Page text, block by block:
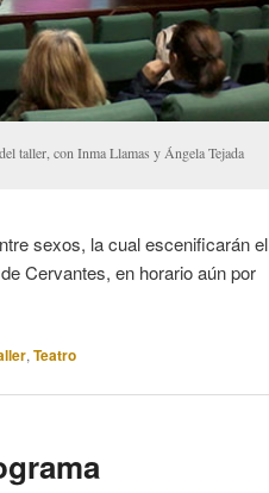
taller, con Inma Llamas y Ángela Tejada
sexos, la cual escenificarán el
Cervantes, en horario aún por
, Teatro